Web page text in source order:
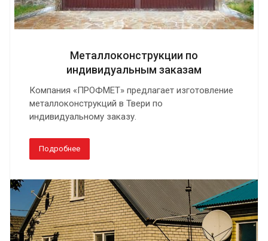
Металлоконструкции по
индивидуальным заказам
Компания «ПРОФМЕТ» предлагает изготовление
металлоконструкций в Твери по
индивидуальному заказу.
Подробнее